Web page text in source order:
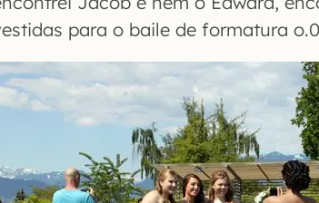
para o baile de formatura o.0